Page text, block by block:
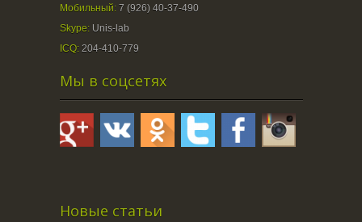
Мобильный:7 (926) 40-37-490
Skype: Unis-lab
ICQ:204-410-779
Мы в соцсетях
Новые статьи